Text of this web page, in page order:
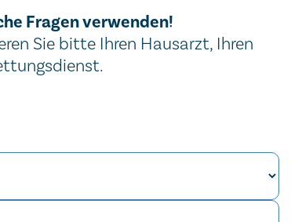
Fragen verwenden!
Sie bitte Ihren Hausarzt, Ihren